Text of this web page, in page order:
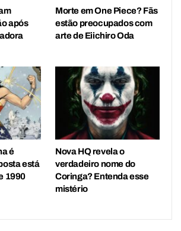
após
Morte em One Piece? Fãs
estão preocupados com
arte de Eiichiro Oda
é
está
1990
Nova HQ revela o
verdadeiro nome do
Coringa? Entenda esse
mistério